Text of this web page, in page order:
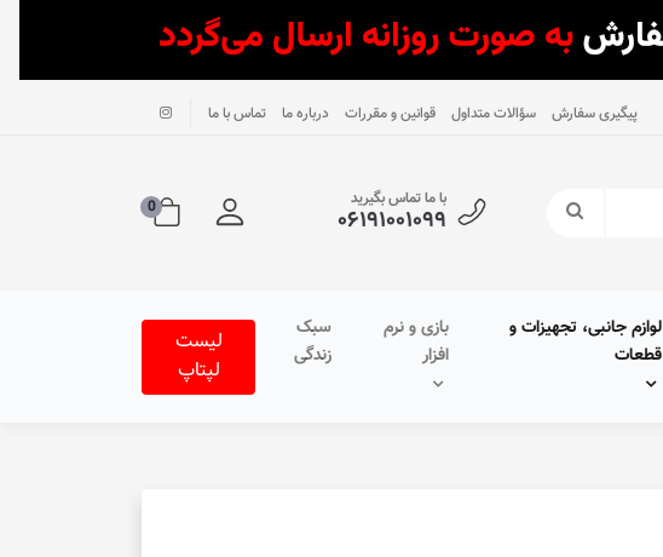
پیگیری سفارش سؤالات متداول قوانین و مقررات درباره ما تماس با ما
با ما تماس بگیرید
۰۶۱۹۱۰۰۱۰۹۹ 0
لوازم جانبی، تجهیزات و
قطعات
بازی و نرم
افزار
سبک
زندگی
لیست
لپتاپ